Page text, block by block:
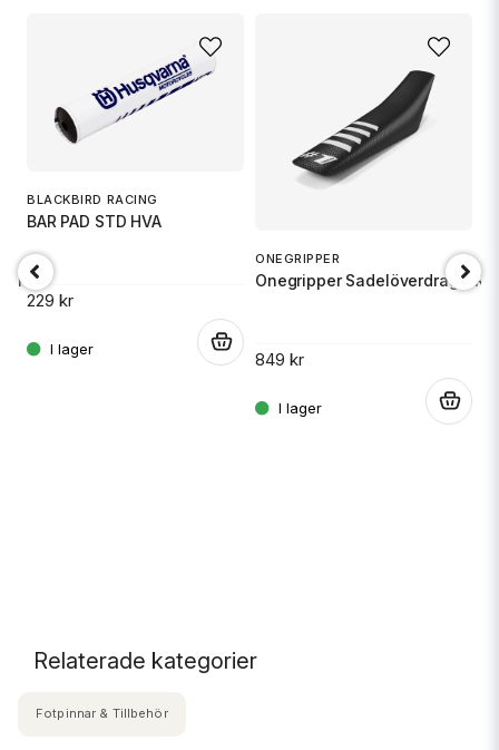
- Svart/Gul
BLACKBIRD RACING
BAR PAD STD HVA
229 kr
ONEGRIPPER
Onegripper Sadelöverdrag -
849 kr
Relaterade kategorier
Fotpinnar & Tillbehör